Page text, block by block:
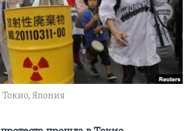
Токио, Япония